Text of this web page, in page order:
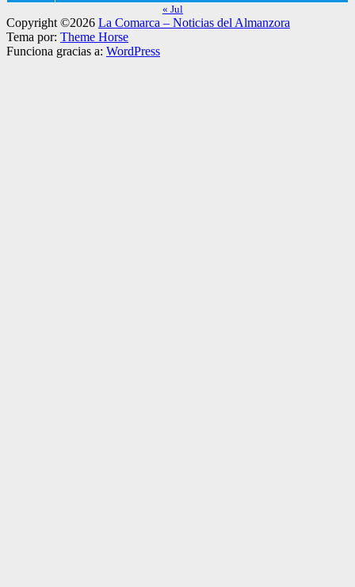
« Jul
Copyright ©2026 La Comarca – Noticias del Almanzora
Tema por: Theme Horse
Funciona gracias a: WordPress